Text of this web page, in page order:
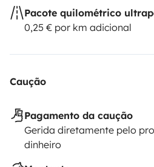
Pacote quilométrico
0,25 € por km adicional
Caução
Pagamento da caução
Gerida diretamente pelo
dinheiro